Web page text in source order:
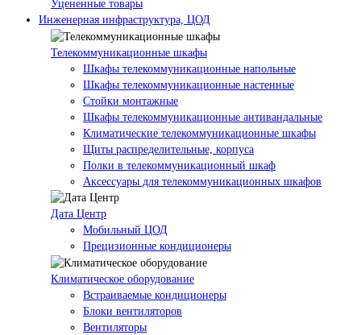
Уцененные товары
Инженерная инфраструктура, ЦОД
Телекоммуникационные шкафы
Шкафы телекоммуникационные напольные
Шкафы телекоммуникационные настенные
Стойки монтажные
Шкафы телекоммуникационные антивандальные
Климатические телекоммуникационные шкафы
Щиты распределительные, корпуса
Полки в телекоммуникационный шкаф
Аксессуары для телекоммуникационных шкафов
Дата Центр
Мобильный ЦОД
Прецизионные кондиционеры
Климатичeское оборудование
Встраиваемые кондиционеры
Блоки вентиляторов
Вентиляторы